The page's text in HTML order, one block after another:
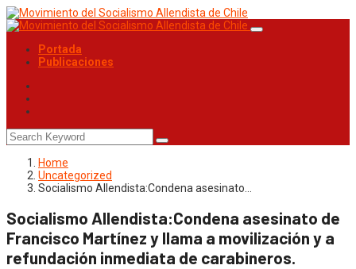
Portada
Publicaciones
Home
Uncategorized
Socialismo Allendista:Condena asesinato…
Socialismo Allendista:Condena asesinato de
Francisco Martínez y llama a movilización y a
refundación inmediata de carabineros.